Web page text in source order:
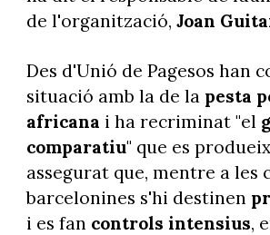
de l'organització, Joan
Des d'Unió de Pagesos han
situació amb la de la pesta
africana i ha recriminat "el
comparatiu" que es
assegurat que, mentre a les
barcelonines s'hi destinen
i es fan controls intensius,